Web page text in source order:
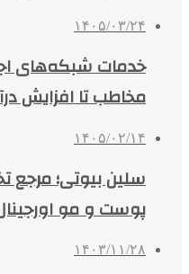
۱۴۰۵/۰۳/۲۴
مخاطب تا افزایش
۱۴۰۵/۰۲/۱۴
سلین بیوتی؛
پوست و مو
۱۴۰۳/۱۱/۲۸